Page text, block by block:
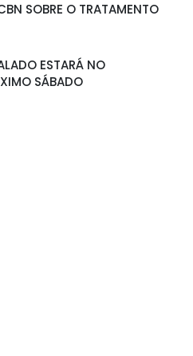
SOBRE O TRATAMENTO
ESTARÁ NO
SÁBADO